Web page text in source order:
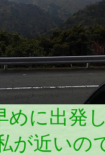
に出発
ので、